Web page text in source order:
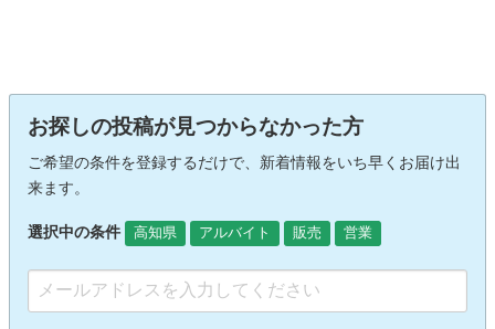
お探しの投稿が見つからなかった方
ご希望の条件を登録するだけで、新着情報をいち早くお届け出
来ます。
選択中の条件 高知県 アルバイト 販売 営業